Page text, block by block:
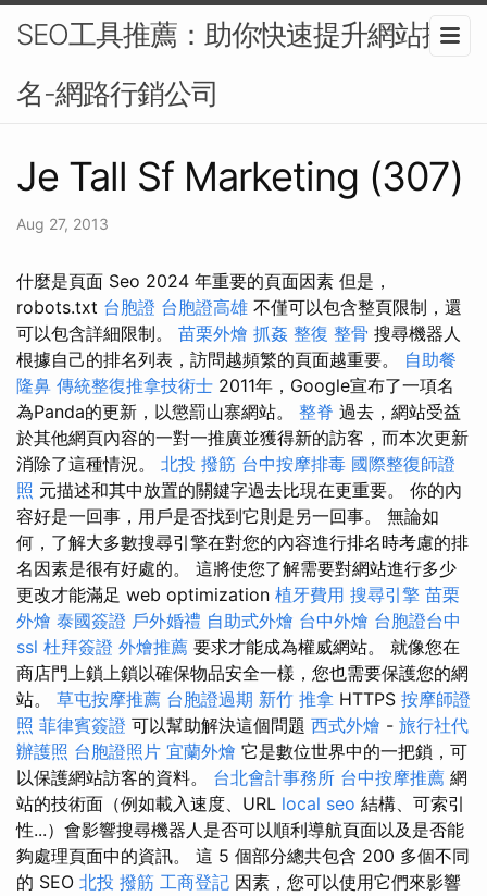
SEO工具推薦：助你快速提升網站排
名-網路行銷公司
Je Tall Sf Marketing (307)
Aug 27, 2013
什麼是頁面 Seo 2024 年重要的頁面因素 但是，
robots.txt 台胞證 台胞證高雄 不僅可以包含整頁限制，還
可以包含詳細限制。 苗栗外燴 抓姦 整復 整骨 搜尋機器人
根據自己的排名列表，訪問越頻繁的頁面越重要。 自助餐
隆鼻 傳統整復推拿技術士 2011年，Google宣布了一項名
為Panda的更新，以懲罰山寨網站。 整脊 過去，網站受益
於其他網頁內容的一對一推廣並獲得新的訪客，而本次更新
消除了這種情況。 北投 撥筋 台中按摩排毒 國際整復師證
照 元描述和其中放置的關鍵字過去比現在更重要。 你的內
容好是一回事，用戶是否找到它則是另一回事。 無論如
何，了解大多數搜尋引擎在對您的內容進行排名時考慮的排
名因素是很有好處的。 這將使您了解需要對網站進行多少
更改才能滿足 web optimization 植牙費用 搜尋引擎 苗栗
外燴 泰國簽證 戶外婚禮 自助式外燴 台中外燴 台胞證台中
ssl 杜拜簽證 外燴推薦 要求才能成為權威網站。 就像您在
商店門上鎖上鎖以確保物品安全一樣，您也需要保護您的網
站。 草屯按摩推薦 台胞證過期 新竹 推拿 HTTPS 按摩師證
照 菲律賓簽證 可以幫助解決這個問題 西式外燴 - 旅行社代
辦護照 台胞證照片 宜蘭外燴 它是數位世界中的一把鎖，可
以保護網站訪客的資料。 台北會計事務所 台中按摩推薦 網
站的技術面（例如載入速度、URL local seo 結構、可索引
性...）會影響搜尋機器人是否可以順利導航頁面以及是否能
夠處理頁面中的資訊。 這 5 個部分總共包含 200 多個不同
的 SEO 北投 撥筋 工商登記 因素，您可以使用它們來影響